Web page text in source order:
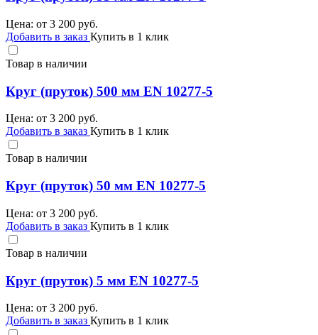
Цена: от 3 200 руб.
Добавить в заказ Купить в 1 клик
Товар в наличии
Круг (пруток) 500 мм EN 10277-5
Цена: от 3 200 руб.
Добавить в заказ Купить в 1 клик
Товар в наличии
Круг (пруток) 50 мм EN 10277-5
Цена: от 3 200 руб.
Добавить в заказ Купить в 1 клик
Товар в наличии
Круг (пруток) 5 мм EN 10277-5
Цена: от 3 200 руб.
Добавить в заказ Купить в 1 клик